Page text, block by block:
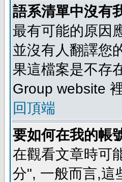
語系清單中沒有
最有可能的原因
並沒有人翻譯您
果這檔案是不存
Group website
回頂端
要如何在我的帳
在觀看文章時可
分", 一般而言,這